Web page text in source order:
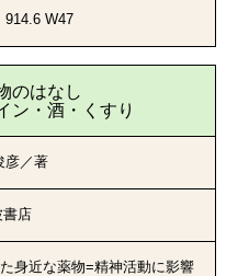
914.6 W47
のはなし
ン・酒・くすり
彦／著
書店
身近な薬物=精神活動に影響